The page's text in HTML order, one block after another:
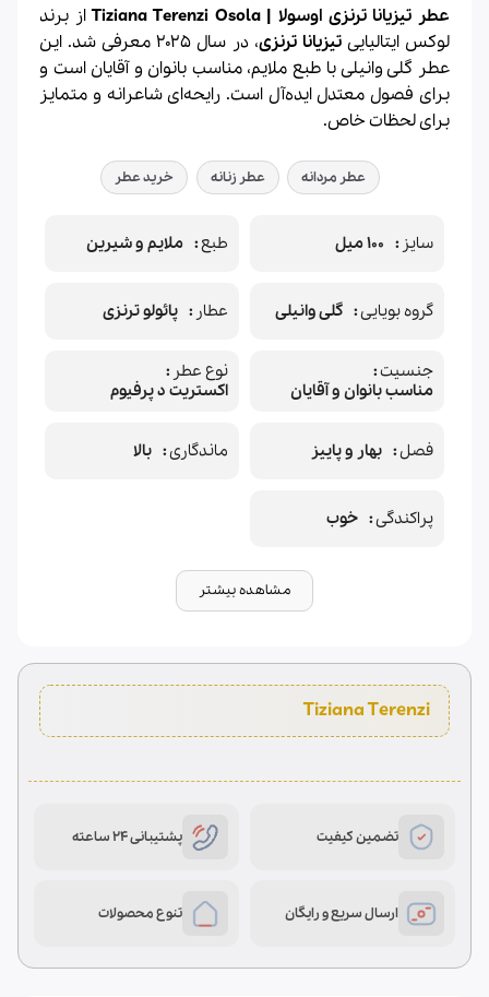
عطر تیزیانا ترنزی اوسولا | Tiziana Terenzi Osola
از برند
لوکس ایتالیایی تیزیانا ترنزی
، در سال ۲۰۲۵ معرفی شد. این
عطر گلی وانیلی با طبع ملایم، مناسب بانوان و آقایان است و
برای فصول معتدل ایده‌آل است. رایحه‌ای شاعرانه و متمایز
برای لحظات خاص.
عطر مردانه عطر زنانه خرید عطر
سایز 100 میل طبع ملایم و شیرین
گروه بویایی گلی وانیلی عطار پائولو ترنزی
جنسیت
مناسب بانوان و آقایان
نوع عطر
اکستریت د پرفیوم
فصل بهار و پاییز ماندگاری بالا
پراکندگی خوب
مشاهده بیشتر
تضمین کیفیت پشتیبانی 24 ساعته
ارسال سریع و رایگان تنوع محصولات